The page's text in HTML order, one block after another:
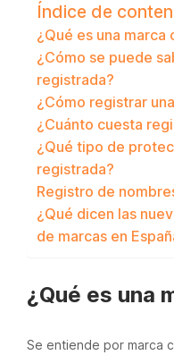
Índice de
¿Qué es una marca
¿Cómo se puede
registrada?
¿Cómo registrar
¿Cuánto cuesta
¿Qué tipo de
registrada?
Registro de
¿Qué dicen las
de marcas en
¿Qué es una
Se entiende por marca